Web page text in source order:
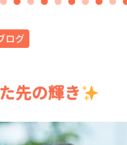
ログ
先の輝き